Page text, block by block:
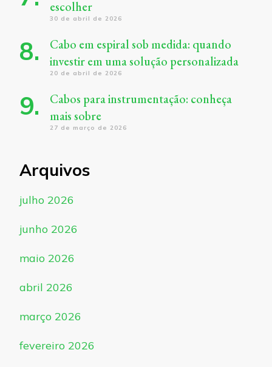
escolher
30 de abril de 2026
Cabo em espiral sob medida: quando
investir em uma solução personalizada
20 de abril de 2026
Cabos para instrumentação: conheça
mais sobre
27 de março de 2026
Arquivos
julho 2026
junho 2026
maio 2026
abril 2026
março 2026
fevereiro 2026